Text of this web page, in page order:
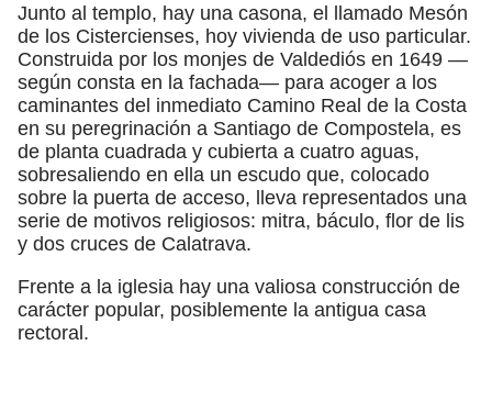
Junto al templo, hay una casona, el llamado Mesón
de los Cistercienses, hoy vivienda de uso particular.
Construida por los monjes de Valdediós en 1649 —
según consta en la fachada— para acoger a los
caminantes del inmediato Camino Real de la Costa
en su peregrinación a Santiago de Compostela, es
de planta cuadrada y cubierta a cuatro aguas,
sobresaliendo en ella un escudo que, colocado
sobre la puerta de acceso, lleva representados una
serie de motivos religiosos: mitra, báculo, flor de lis
y dos cruces de Calatrava.
Frente a la iglesia hay una valiosa construcción de
carácter popular, posiblemente la antigua casa
rectoral.